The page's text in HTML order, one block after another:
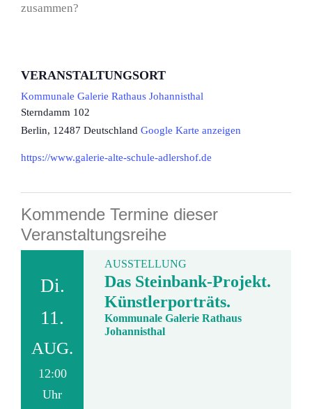
zusammen?
VERANSTALTUNGSORT
Kommunale Galerie Rathaus Johannisthal
Sterndamm 102
Berlin, 12487 Deutschland Google Karte anzeigen
https://www.galerie-alte-schule-adlershof.de
Kommende Termine dieser
Veranstaltungsreihe
Di.
11.
AUG.
12:00
Uhr
AUSSTELLUNG
Das Steinbank-Projekt.
Künstlerporträts.
Kommunale Galerie Rathaus
Johannisthal